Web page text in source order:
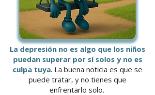
La depresión no es algo que los niños
puedan superar por sí solos y no es
culpa tuya. La buena noticia es que se
puede tratar, y no tienes que
enfrentarlo solo.